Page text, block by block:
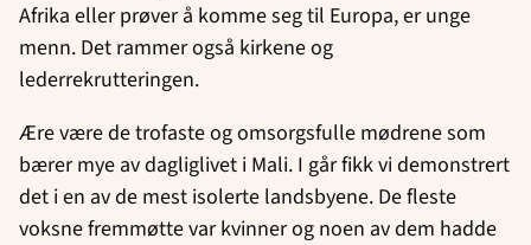
Afrika eller prøver å komme seg til Europa, er unge
menn. Det rammer også kirkene og
lederrekrutteringen.
Ære være de trofaste og omsorgsfulle mødrene som
bærer mye av dagliglivet i Mali. I går fikk vi demonstrert
det i en av de mest isolerte landsbyene. De fleste
voksne fremmøtte var kvinner og noen av dem hadde